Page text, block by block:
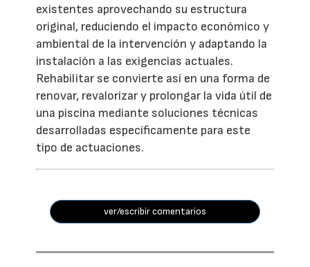
existentes aprovechando su estructura
original, reduciendo el impacto económico y
ambiental de la intervención y adaptando la
instalación a las exigencias actuales.
Rehabilitar se convierte así en una forma de
renovar, revalorizar y prolongar la vida útil de
una piscina mediante soluciones técnicas
desarrolladas específicamente para este
tipo de actuaciones.
ver/escribir comentarios